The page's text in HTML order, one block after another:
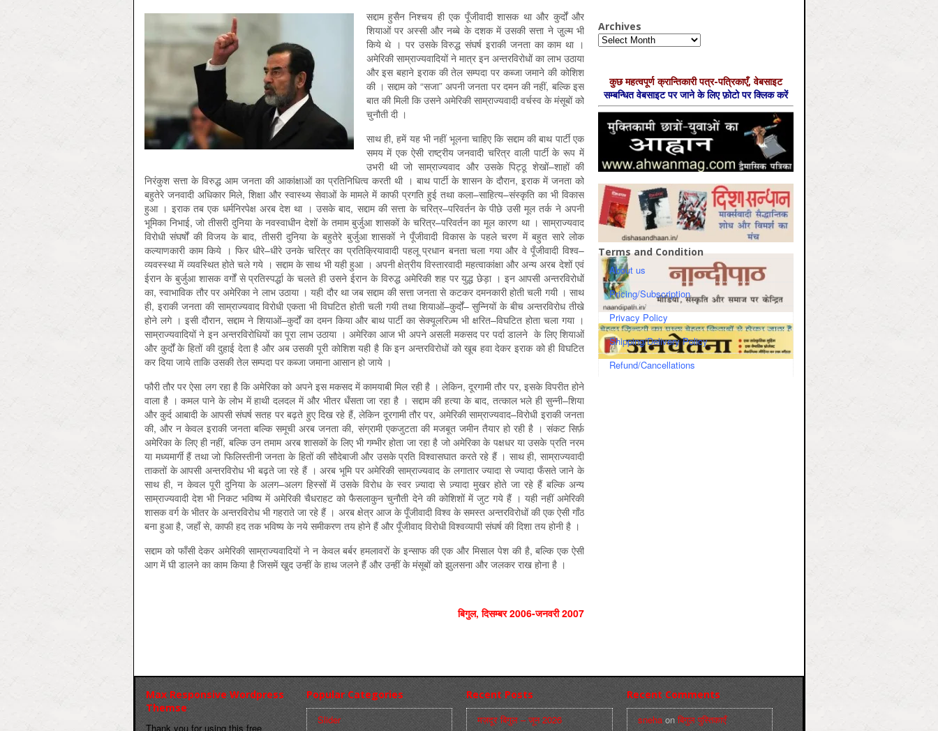
सद्दाम हुसैन निश्‍चय ही एक पूँजीवादी शासक था और कुर्दों और
शियाओं पर अस्सी और नब्बे के दशक में उसकी सत्ता ने जु़ल्म भी
किये थे । पर उसके विरुद्ध संघर्ष इराकी जनता का काम था ।
अमेरिकी साम्राज्यवादियों ने मात्र इन अन्तरविरोधों का लाभ उठाया
और इस बहाने इराक की तेल सम्पदा पर कब्जा जमाने की कोशिश
की । सद्दाम को “सजा” अपनी जनता पर दमन की नहीं, बल्कि इस
बात की मिली कि उसने अमेरिकी साम्राज्यवादी वर्चस्व के मंसूबों को
चुनौती दी ।
साथ ही, हमें यह भी नहीं भूलना चाहिए कि सद्दाम की बाथ पार्टी एक
समय में एक ऐसी राष्‍ट्रीय जनवादी चरित्र वाली पार्टी के रूप में
उभरी थी जो साम्राज्यवाद और उसके पिट्ठू शेखों–शाहों की
निरंकुश सत्ता के विरुद्ध आम जनता की आकांक्षाओं का प्रतिनिधित्व करती थी । बाथ पार्टी के शासन के दौरान, इराक में जनता को
बहुतेरे जनवादी अधिकार मिले, शिक्षा और स्वास्थ्य सेवाओं के मामले में काफी प्रगति हुई तथा कला–साहित्य–संस्कृति का भी विकास
हुआ । इराक तब एक धर्मनिरपेक्ष अरब देश था । उसके बाद, सद्दाम की सत्ता के चरित्र–परिवर्तन के पीछे उसी मूल तर्क ने अपनी
भूमिका निभाई, जो तीसरी दुनिया के नवस्वाधीन देशों के तमाम बुर्जुआ शासकों के चरित्र–परिवर्तन का मूल कारण था । साम्राज्यवाद
विरोधी संघर्षों की विजय के बाद, तीसरी दुनिया के बहुतेरे बुर्जुआ शासकों ने पूँजीवादी विकास के पहले चरण में बहुत सारे लोक
कल्याणकारी काम किये । फिर धीरे–धीरे उनके चरित्र का प्रतिक्रियावादी पहलू प्रधान बनता चला गया और वे पूँजीवादी विश्‍व–
व्यवस्स्था में व्यवस्थित होते चले गये । सद्दाम के साथ भी यही हुआ । अपनी क्षेत्रीय विस्तारवादी महत्वाकांक्षा और अन्य अरब देशों एवं
ईरान के बुर्जुआ शासक वर्गों से प्रतिस्पर्द्धा के चलते ही उसने ईरान के विरुद्ध अमेरिकी शह पर युद्ध छेड़ा । इन आपसी अन्तरविरोधों
का, स्वाभाविक तौर पर अमेरिका ने लाभ उठाया । यही दौर था जब सद्दाम की सत्ता जनता से कटकर दमनकारी होती चली गयी । साथ
ही, इराकी जनता की साम्राज्यवाद विरोधी एकता भी विघटित होती चली गयी तथा शियाओं–कुर्दों– सुन्नियों के बीच अन्तरविरोध तीखे
होने लगे । इसी दौरान, सद्दाम ने शियाओं–कुर्दों का दमन किया और बाथ पार्टी का सेक्यूलरिज़्म भी क्षरित–विघटित होता चला गया ।
साम्राज्यवादियों ने इन अन्तरविरोधियों का पूरा लाभ उठाया । अमेरिका आज भी अपने असली मकसद पर पर्दा डालने के लिए शियाओं
और कुर्दों के हितों की दुहाई देता है और अब उसकी पूरी कोशिश यही है कि इन अन्तरविरोधों को खूब हवा देकर इराक को ही विघटित
कर दिया जाये ताकि उसकी तेल सम्पदा पर कब्जा जमाना आसान हो जाये ।
फौरी तौर पर ऐसा लग रहा है कि अमेरिका को अपने इस मकसद में कामयाबी मिल रही है । लेकिन, दूरगामी तौर पर, इसके विपरीत होने
वाला है । कमल पाने के लोभ में हाथी दलदल में और भीतर धँसता जा रहा है । सद्दाम की हत्या के बाद, तत्काल भले ही सुन्नी–शिया
और कुर्द आबादी के आपसी संघर्ष सतह पर बढ़ते हुए दिख रहे हैं, लेकिन दूरगामी तौर पर, अमेरिकी साम्राज्यवाद–विरोधी इराकी जनता
की, और न केवल इराकी जनता बल्कि समूची अरब जनता की, संग्रामी एकजुटता की मजबूत जमीन तैयार हो रही है । संकट सिर्फ़
अमेरिका के लिए ही नहीं, बल्कि उन तमाम अरब शासकों के लिए भी गम्भीर होता जा रहा है जो अमेरिका के पक्षधर या उसके प्रति नरम
या मध्यमार्गी हैं तथा जो फिलिस्तीनी जनता के हितों की सौदेबाजी और उसके प्रति विश्‍वासघात करते रहे हैं । साथ ही, साम्राज्यवादी
ताकतों के आपसी अन्तरविरोध भी बढ़ते जा रहे हैं । अरब भूमि पर अमेरिकी साम्राज्यवाद के लगातार ज्यादा से ज्यादा फँसते जाने के
साथ ही, न केवल पूरी दुनिया के अलग–अलग हिस्सों में उसके विरोध के स्वर ज़्यादा से ज़्यादा मुखर होते जा रहे हैं बल्कि अन्य
साम्राज्यवादी देश भी निकट भविष्‍य में अमेरिकी चैधराहट को फैसलाकुन चुनौती देने की कोशिशों में जुट गये हैं । यही नहीं अमेरिकी
शासक वर्ग के भीतर के अन्तरविरोध भी गहराते जा रहे हैं । अरब क्षेत्र आज के पूँजीवादी विश्‍व के समस्त अन्तरविरोधों की एक ऐसी गाँठ
बना हुआ है, जहाँ से, काफी हद तक भविष्‍य के नये समीकरण तय होने हैं और पूँजीवाद विरोधी विश्‍वव्यापी संघर्ष की दिशा तय होनी है ।
सद्दाम को फाँसी देकर अमेरिकी साम्राज्यवादियों ने न केवल बर्बर हमलावरों के इन्साफ की एक और मिसाल पेश की है, बल्कि एक ऐसी
आग में घी डालने का काम किया है जिसमें खु़द उन्हीं के हाथ जलने हैं और उन्हीं के मंसूबों को झुलसना और जलकर राख होना है ।
बिगुल, दिसम्‍बर 2006-जनवरी 2007
Archives
Archives
कुछ महत्‍वपूर्ण क्रान्तिकारी पत्र-पत्रिकाएँ, वेबसाइट
सम्‍बन्धित वेबसाइट पर जाने के लिए फ़ोटो पर क्लिक करें
Terms and Condition
About us
Pricing/Subscription
Privacy Policy
Shipping/Delivery Policy
Refund/Cancellations
Max Responsive Wordpress
Themse
Thank you for using this free
Popular Categories
Slider
Recent Posts
मज़दूर बिगुल – जून 2026
Recent Comments
snehaonबिगुल पुस्तिकाएँ